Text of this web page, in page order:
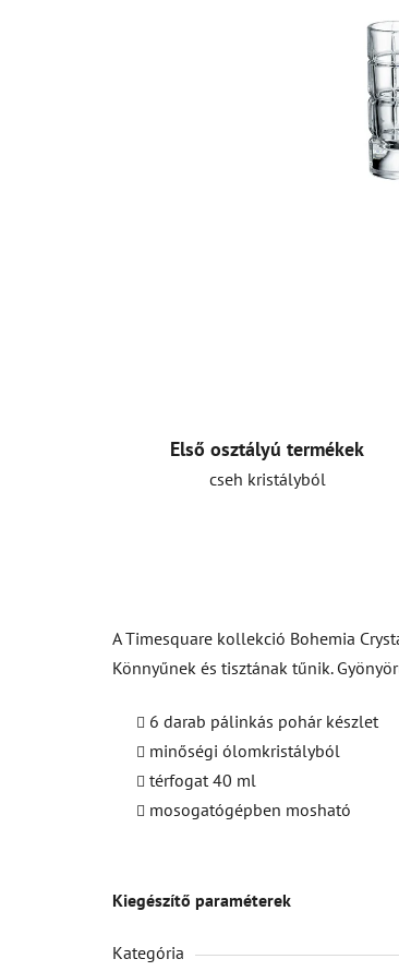
Első osztályú termékek
cseh kristályból
A Timesquare kollekció Bohemia
Könnyűnek és tisztának tűnik.
6 darab pálinkás pohár készlet
minőségi ólomkristályból
térfogat 40 ml
mosogatógépben mosható
Kiegészítő paraméterek
Kategória